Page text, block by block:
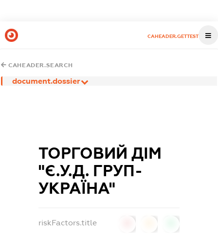
CAHEADER.GETTEST
CAHEADER.SEARCH
document.dossier
ТОРГОВИЙ ДІМ
"Є.У.Д. ГРУП-
УКРАЇНА"
riskFactors.title